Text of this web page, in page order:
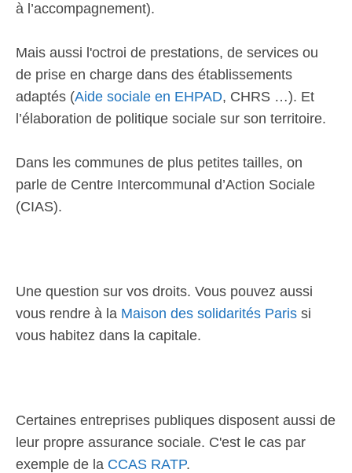
à l’accompagnement).
Mais aussi l'octroi de prestations, de services ou
de prise en charge dans des établissements
adaptés (Aide sociale en EHPAD, CHRS …). Et
l’élaboration de politique sociale sur son territoire.
Dans les communes de plus petites tailles, on
parle de Centre Intercommunal d’Action Sociale
(CIAS).
Une question sur vos droits. Vous pouvez aussi
vous rendre à la Maison des solidarités Paris si
vous habitez dans la capitale.
Certaines entreprises publiques disposent aussi de
leur propre assurance sociale. C'est le cas par
exemple de la CCAS RATP.